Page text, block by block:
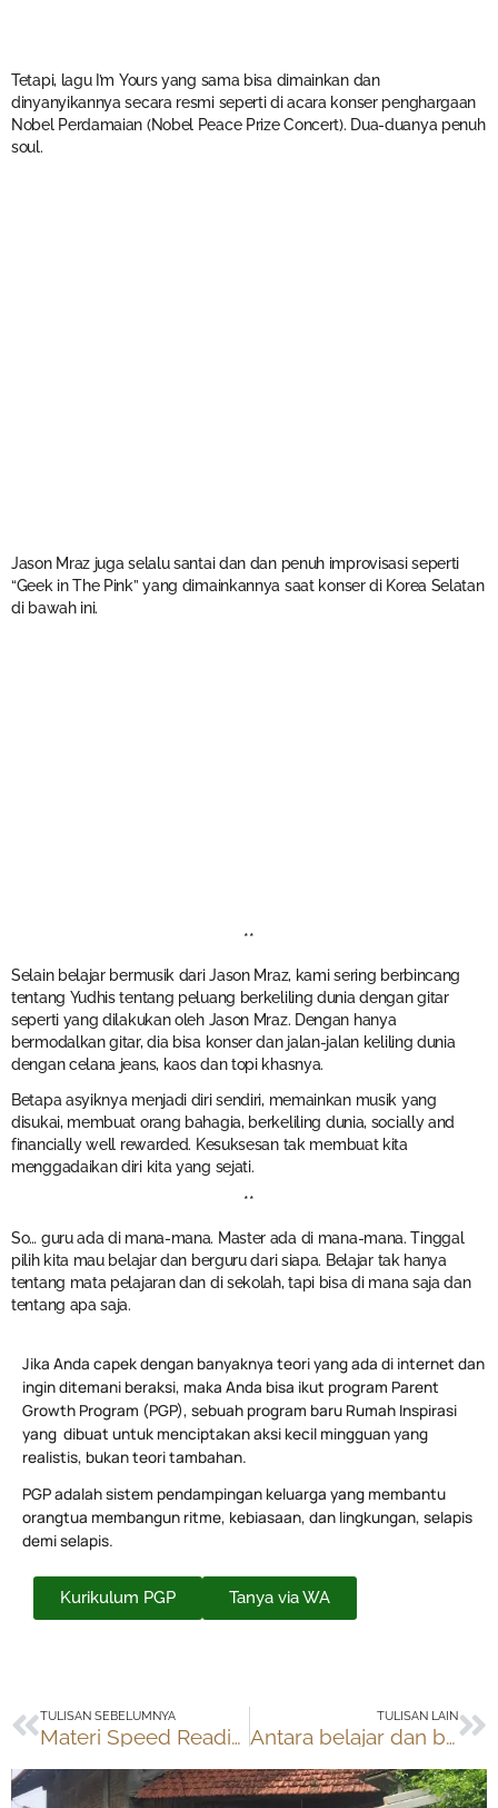
Tetapi, lagu I’m Yours yang sama bisa dimainkan dan
dinyanyikannya secara resmi seperti di acara konser penghargaan
Nobel Perdamaian (Nobel Peace Prize Concert). Dua-duanya penuh
soul.
Jason Mraz juga selalu santai dan dan penuh improvisasi seperti
“Geek in The Pink” yang dimainkannya saat konser di Korea Selatan
di bawah ini.
**
Selain belajar bermusik dari Jason Mraz, kami sering berbincang
tentang Yudhis tentang peluang berkeliling dunia dengan gitar
seperti yang dilakukan oleh Jason Mraz. Dengan hanya
bermodalkan gitar, dia bisa konser dan jalan-jalan keliling dunia
dengan celana jeans, kaos dan topi khasnya.
Betapa asyiknya menjadi diri sendiri, memainkan musik yang
disukai, membuat orang bahagia, berkeliling dunia, socially and
financially well rewarded. Kesuksesan tak membuat kita
menggadaikan diri kita yang sejati.
**
So… guru ada di mana-mana. Master ada di mana-mana. Tinggal
pilih kita mau belajar dan berguru dari siapa. Belajar tak hanya
tentang mata pelajaran dan di sekolah, tapi bisa di mana saja dan
tentang apa saja.
Jika Anda capek dengan banyaknya teori yang ada di internet dan
ingin ditemani beraksi, maka Anda bisa ikut program Parent
Growth Program (PGP), sebuah program baru Rumah Inspirasi
yang dibuat untuk menciptakan aksi kecil mingguan yang
realistis, bukan teori tambahan.
PGP adalah sistem pendampingan keluarga yang membantu
orangtua membangun ritme, kebiasaan, dan lingkungan, selapis
demi selapis.
Kurikulum PGP Tanya via WA
Prev
TULISAN SEBELUMNYA
Materi Speed Reading (gratis)
TULISAN LAIN
Antara belajar dan bersekolah